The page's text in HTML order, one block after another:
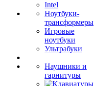
Intel
Ноутбуки-
трансформеры
Игровые
ноутбуки
Ультрабуки
Наушники и
гарнитуры